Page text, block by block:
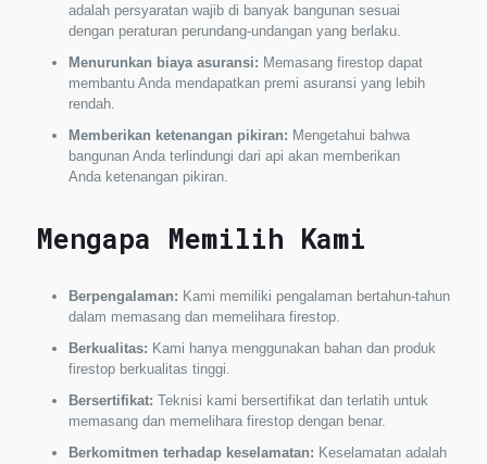
adalah persyaratan wajib di banyak bangunan sesuai
dengan peraturan perundang-undangan yang berlaku.
Menurunkan biaya asuransi: Memasang firestop dapat
membantu Anda mendapatkan premi asuransi yang lebih
rendah.
Memberikan ketenangan pikiran: Mengetahui bahwa
bangunan Anda terlindungi dari api akan memberikan
Anda ketenangan pikiran.
Mengapa Memilih Kami
Berpengalaman: Kami memiliki pengalaman bertahun-tahun
dalam memasang dan memelihara firestop.
Berkualitas: Kami hanya menggunakan bahan dan produk
firestop berkualitas tinggi.
Bersertifikat: Teknisi kami bersertifikat dan terlatih untuk
memasang dan memelihara firestop dengan benar.
Berkomitmen terhadap keselamatan: Keselamatan adalah